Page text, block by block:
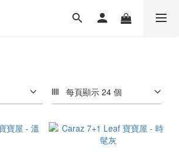
每頁顯示 24 個